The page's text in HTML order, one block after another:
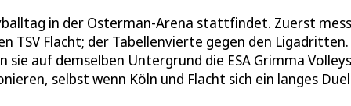
in der Osterman-Arena stattfindet. Zuerst
TSV Flacht; der Tabellenvierte gegen den
sie auf demselben Untergrund die ESA Grimma Volleys
selbst wenn Köln und Flacht sich ein langes